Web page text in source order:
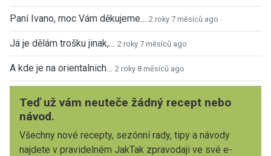
Paní Ivano, moc Vám děkujeme… 2 roky 7 měsíců ago
Já je dělám trošku jinak,… 2 roky 7 měsíců ago
A kde je na orientalnich… 2 roky 8 měsíců ago
Teď už vám neuteče žádný recept nebo
návod.
Všechny nové recepty, sezónní rady, tipy a návody
najdete v pravidelném JakTak zpravodaji ve své e-